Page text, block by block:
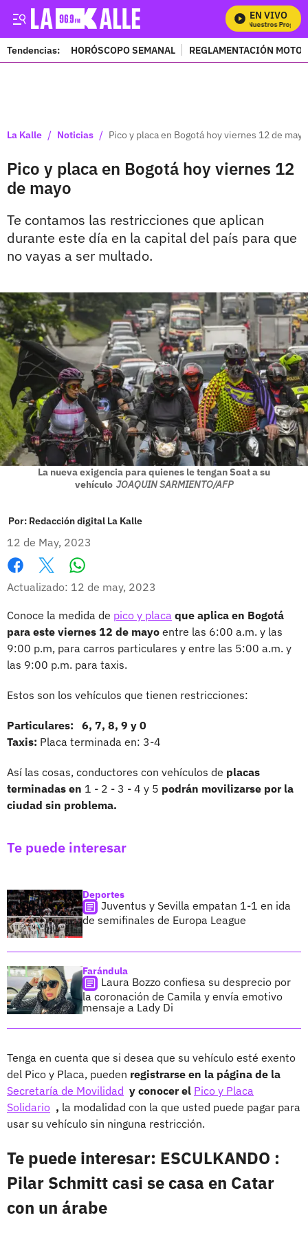
EN VIVO
Mira Todos Nuestros
Tendencias: HORÓSCOPO SEMANAL REGLAMENTACIÓN
La Kalle / Noticias / Pico y placa en Bogotá hoy viernes 12 de mayo
Pico y placa en Bogotá hoy viernes 12
de mayo
Te contamos las restricciones que aplican
durante este día en la capital del país para que
no vayas a ser multado.
La nueva exigencia para quienes le tengan Soat a su
vehículo JOAQUIN SARMIENTO/AFP
Por: Redacción digital La Kalle
12 de May, 2023
Facebook
X
Actualizado: 12 de may, 2023
Conoce la medida de pico y placa que aplica en Bogotá
para este viernes 12 de mayo entre las 6:00 a.m. y las
9:00 p.m, para carros particulares y entre las 5:00 a.m. y
las 9:00 p.m. para taxis.
Estos son los vehículos que tienen restricciones:
Particulares: 6, 7, 8, 9 y 0
Taxis: Placa terminada en: 3-4
Así las cosas, conductores con vehículos de placas
terminadas en 1 - 2 - 3 - 4 y 5 podrán movilizarse por la
ciudad sin problema.
Te puede interesar
Deportes
Juventus y Sevilla empatan 1-1 en ida
de semifinales de Europa League
Farándula
Laura Bozzo confiesa su desprecio por
la coronación de Camila y envía emotivo
mensaje a Lady Di
Tenga en cuenta que si desea que su vehículo esté exento
del Pico y Placa, pueden registrarse en la página de la
Secretaría de Movilidad y conocer el Pico y Placa
Solidario , la modalidad con la que usted puede pagar para
usar su vehículo sin ninguna restricción.
Te puede interesar: ESCULKANDO :
Pilar Schmitt casi se casa en Catar
con un árabe